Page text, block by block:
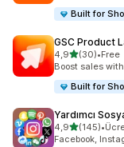
Built for
GSC Product
4,95 yıldız
(30)
toplam 30 •Free
Boost sales
Built for
Yardımcı
4,95 yıldız
(145)
toplam 145•
Facebook,